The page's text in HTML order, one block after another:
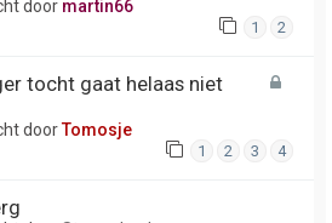
door martin66
1 2
tocht gaat helaas niet
doorTomosje
1 2 3 4